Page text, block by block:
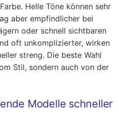
Helle Töne können sehr
aber empfindlicher bei
oder schnell sichtbaren
oft unkomplizierter, wirken
streng. Die beste Wahl
Stil, sondern auch von der
Modelle schneller